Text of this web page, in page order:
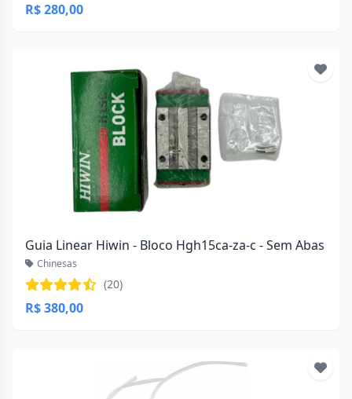
R$ 280,00
Guia Linear Hiwin - Bloco Hgh15ca-za-c - Sem Abas
Chinesas
(20)
R$ 380,00